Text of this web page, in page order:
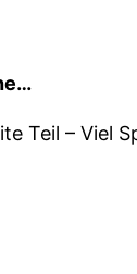
Teil – Viel